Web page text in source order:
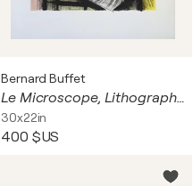
Bernard Buffet
Le Microscope, Lithographie originale signée
30x22in
400 $US